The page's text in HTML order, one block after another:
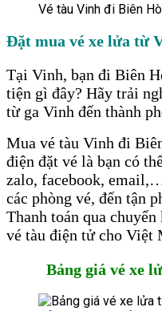
Vé tàu Vinh đi Biên
Đặt mua vé xe lửa từ
Tại Vinh, bạn đi Biên
tiện gì đây? Hãy trải
từ ga Vinh đến thành
Mua vé tàu Vinh đi
điện đặt vé là bạn có
zalo, facebook,
các phòng vé, đến tận
Thanh toán qua
vé tàu điện tử cho Việt
Bảng giá vé xe